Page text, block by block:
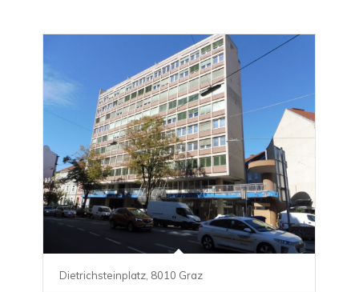
Dietrichsteinplatz, 8010 Graz